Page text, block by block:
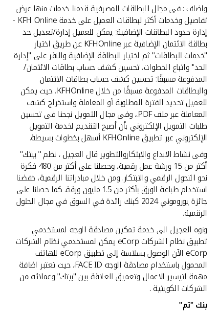
واضاف : فى مجال البطاقات المصرفية قدمنا خدمات منها عرض
تفاصيل وخدمات أكثر لبطاقات العميل على خدمة KFH Online -
إدارة حدود البطاقات الإضافية: يمكن للعميل إدارة/تعديل حد
بطاقة الائتمان الإضافية عبر KFHOnline عن طريق اختيار
"خدمات البطاقات" ثم اختيار البطاقة الإضافية والنقر على "إدارة
الحد" واتباع الخطوات، تحسين كشف حساب بطاقات الائتمان/
المدفوعة مسبقًا: تحسين كشف حساب بطاقات الائتمان
والبطاقات المدفوعة مسبقًا من خلال KFHOnline، حيث يمكن
للعميل تحديد الفترة المطلوبة أو المعاملة واستخراج كشف
المعاملة عبر ملف PDF.، وفى مجال التمويل نجحنا فى تحسين
طلبات التمويل الإلكتروني بأن أصبح التقديم لخدمة التمويل
الإلكتروني عبر تطبيق KFHOnline أسهل بخطوات بسيطة.
وفى نشاط الابداع والابتكاروالتطوير قال العجيل ، نظم " بيتك"
أكثر من 15 ورشة عمل رقمية، وحصلنا على أكثر من 480 فكرة
نحو التحول الرقمي والابتكار. ومن خلال مبادراتنا الرقمية، خفضنا
استخدام طباعة الورق بأكثر من 1.5 مليون ورقة. كما حصلنا على
جائزة يوروموني 2024 كبنك رائدة في السوق في مجال الحلول
الرقمية.
ونوه العجيل الى خدمة تمكين مصادقة الوجه لمستخدمي
تطبيق نظام الشركات eCorp يمكن لمستخدمي نظام الشركات
eCorp الآن الوصول بسلاسة إلى تطبيق eCorp للهاتف
المحمول باستخدام مصادقة الوجه FACE ID، حيث تعتبر اضافة
مهمة لتيسير الاعمال وتعميق العلاقة بين "بيتك" وعملائه من
الشركات الكويتية .
بنك "تم"